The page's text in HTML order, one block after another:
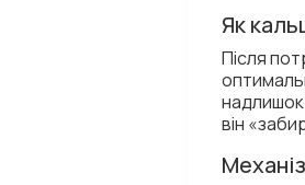
Як
Після
надлишок
він